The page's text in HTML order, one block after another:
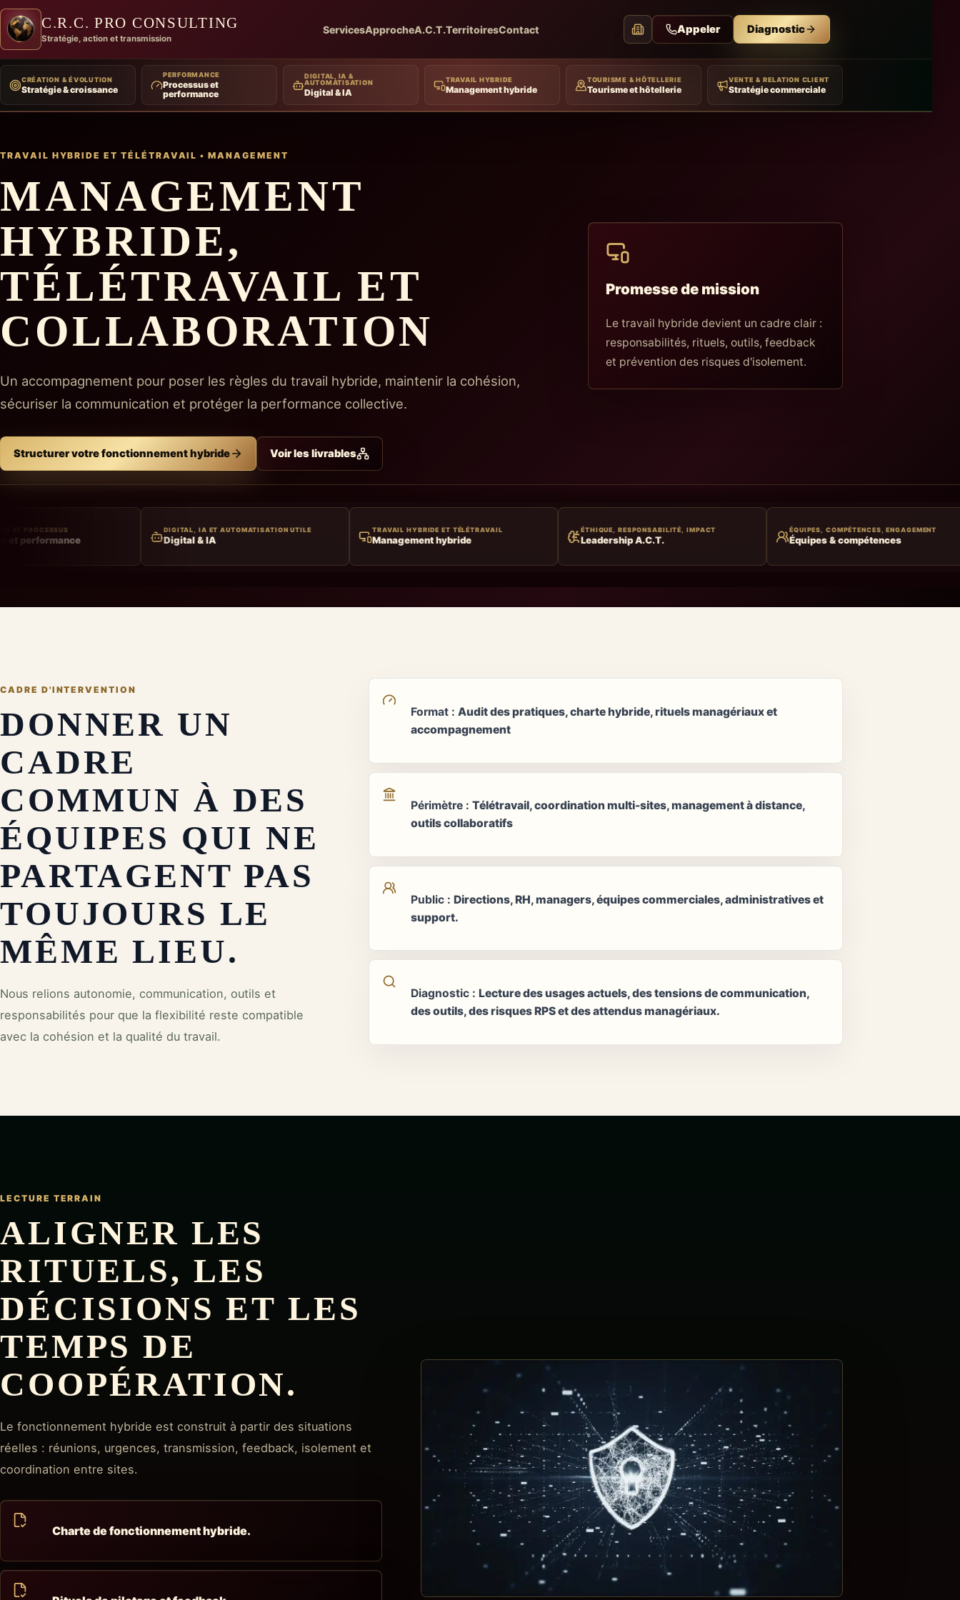
C.R.C. PRO CONSULTING
Stratégie, action et transmission
ServicesApprocheA.C.T.TerritoiresContact Appeler Diagnostic
CRÉATION & ÉVOLUTION
Stratégie & croissance
PERFORMANCE
Processus et
performance
DIGITAL, IA &
AUTOMATISATION
Digital & IA
TRAVAIL HYBRIDE
Management hybride
TOURISME & HÔTELLERIE
Tourisme et hôtellerie
VENTE & RELATION CLIENT
Stratégie commerciale
TRAVAIL HYBRIDE ET TÉLÉTRAVAIL •MANAGEMENT
MANAGEMENT
HYBRIDE,
TÉLÉTRAVAIL ET
COLLABORATION
Un accompagnement pour poser les règles du travail hybride, maintenir la cohésion,
sécuriser la communication et protéger la performance collective.
Structurer votre fonctionnement hybride Voir les livrables
Promesse de mission
Le travail hybride devient un cadre clair :
responsabilités, rituels, outils, feedback
et prévention des risques d'isolement.
DIGITAL, IA ET AUTOMATISATION UTILE
Digital & IA
TRAVAIL HYBRIDE ET TÉLÉTRAVAIL
Management hybride
ÉTHIQUE, RESPONSABILITÉ, IMPACT
Leadership A.C.T.
ÉQUIPES, COMPÉTENCES, ENGAGEMENT
Équipes & compétences
IDÉES,
CADRE D'INTERVENTION
DONNER UN
CADRE
COMMUN À DES
ÉQUIPES QUI NE
PARTAGENT PAS
TOUJOURS LE
MÊME LIEU.
Nous relions autonomie, communication, outils et
responsabilités pour que la flexibilité reste compatible
avec la cohésion et la qualité du travail.
Format: Audit des pratiques, charte hybride, rituels managériaux et
accompagnement
Périmètre: Télétravail, coordination multi-sites, management à distance,
outils collaboratifs
Public: Directions, RH, managers, équipes commerciales, administratives et
support.
Diagnostic: Lecture des usages actuels, des tensions de communication,
des outils, des risques RPS et des attendus managériaux.
LECTURE TERRAIN
ALIGNER LES
RITUELS, LES
DÉCISIONS ET LES
TEMPS DE
COOPÉRATION.
Le fonctionnement hybride est construit à partir des situations
réelles : réunions, urgences, transmission, feedback, isolement et
coordination entre sites.
Charte de fonctionnement hybride.